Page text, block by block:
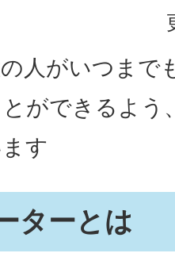
人がいつまで
ができるよう
す
ターとは